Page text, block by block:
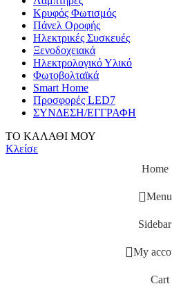
Κρυφός Φωτισμός
Πάνελ Οροφής
Ηλεκτρικές Συσκευές
Ξενοδοχειακά
Ηλεκτρολογικό Υλικό
Φωτοβολταϊκά
Smart Home
Προσφορές LED7
ΣΥΝΔΕΣΗ/ΕΓΓΡΑΦΗ
ΤΟ ΚΑΛΑΘΙ ΜΟΥ
Κλείσε
Home
Menu
Sidebar
My
Cart